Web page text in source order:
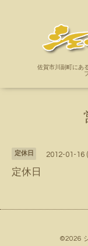
佐賀市川副町にあ
定休日 2012-01-16
定休日
©2026